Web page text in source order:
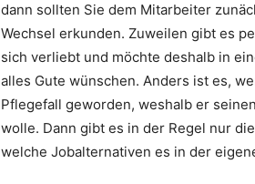
dann sollten Sie dem Mitarbeiter
Wechsel erkunden. Zuweilen gibt es
sich verliebt und möchte deshalb in
alles Gute wünschen. Anders ist es,
Pflegefall geworden, weshalb er
wolle. Dann gibt es in der Regel nur
welche Jobalternativen es in der